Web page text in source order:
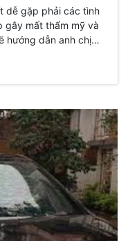
dễ gặp phải các tình
gây mất thẩm mỹ và
hướng dẫn anh chị